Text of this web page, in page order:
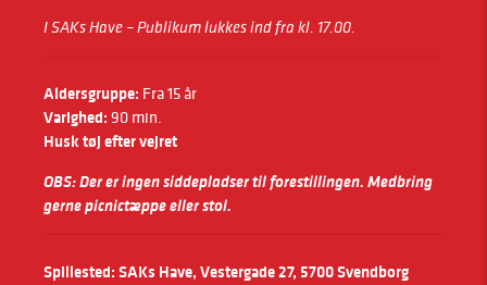
I SAKs Have – Publikum lukkes ind fra kl. 17.00.
Aldersgruppe: Fra 15 år
Varighed: 90 min.
Husk tøj efter vejret
OBS: Der er ingen siddepladser til forestillingen. Medbring
gerne picnictæppe eller stol.
Spillested: SAKs Have, Vestergade 27, 5700 Svendborg